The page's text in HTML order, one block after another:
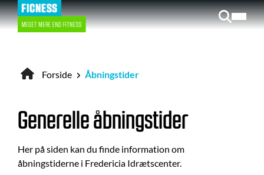
Gå
til
hovedindhold
Forside Åbningstider
Generelle åbningstider
Her på siden kan du finde information om
åbningstiderne i Fredericia Idrætscenter.